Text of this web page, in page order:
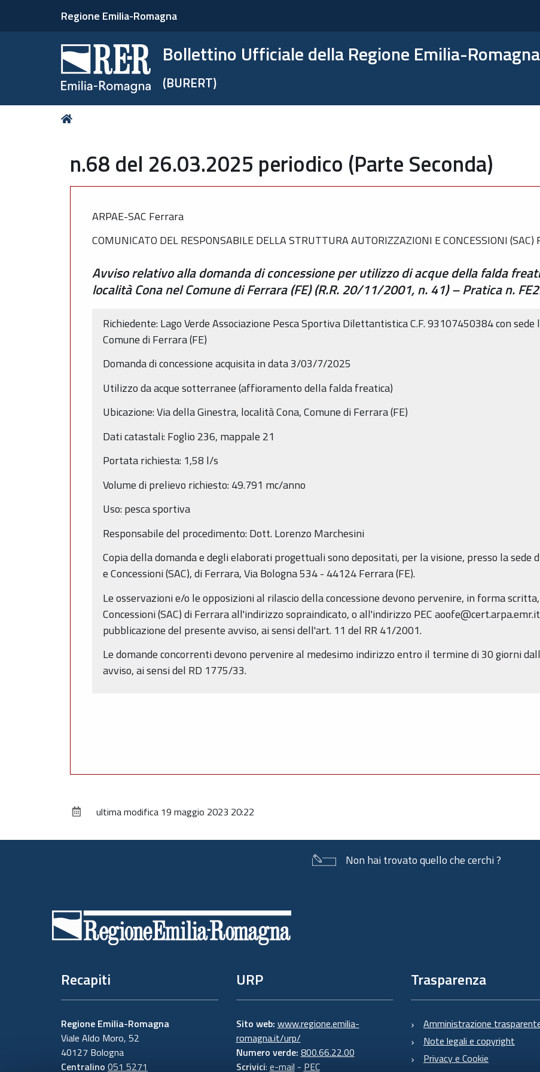
Regione Emilia-Romagna
Bollettino Ufficiale della Regione Emilia-Romagna
(BURERT)
Tu
n.68 del 26.03.2025 periodico (Parte Seconda)
ARPAE-SAC Ferrara
COMUNICATO DEL RESPONSABILE DELLA STRUTTURA AUTORIZZAZIONI E CONCESSIONI
Avviso relativo alla domanda di concessione per utilizzo di acque della falda
località Cona nel Comune di Ferrara (FE) (R.R. 20/11/2001, n. 41) – Pratica n.
Richiedente: Lago Verde Associazione Pesca Sportiva Dilettantistica C.F. 93107450384 con
Comune di Ferrara (FE)
Domanda di concessione acquisita in data 3/03/7/2025
Utilizzo da acque sotterranee (affioramento della falda freatica)
Ubicazione: Via della Ginestra, località Cona, Comune di Ferrara (FE)
Dati catastali: Foglio 236, mappale 21
Portata richiesta: 1,58 l/s
Volume di prelievo richiesto: 49.791 mc/anno
Uso: pesca sportiva
Responsabile del procedimento: Dott. Lorenzo Marchesini
Copia della domanda e degli elaborati progettuali sono depositati, per la visione, presso la
e Concessioni (SAC), di Ferrara, Via Bologna 534 - 44124 Ferrara (FE).
Le osservazioni e/o le opposizioni al rilascio della concessione devono pervenire, in forma
Concessioni (SAC) di Ferrara all'indirizzo sopraindicato, o all'indirizzo PEC
pubblicazione del presente avviso, ai sensi dell'art. 11 del RR 41/2001.
Le domande concorrenti devono pervenire al medesimo indirizzo entro il termine di 30 giorni
avviso, ai sensi del RD 1775/33.
ultima modifica 19 maggio 2023 20:22
Non hai trovato quello che cerchi ?
Recapiti
Regione Emilia-Romagna
Viale Aldo Moro, 52
40127 Bologna
Centralino 051 5271
URP
Sito web: www.regione.emilia-
romagna.it/urp/
Numero verde: 800.66.22.00
Scrivici: e-mail - PEC
Trasparenza
Amministrazione
Note legali e copyright
Privacy e Cookie